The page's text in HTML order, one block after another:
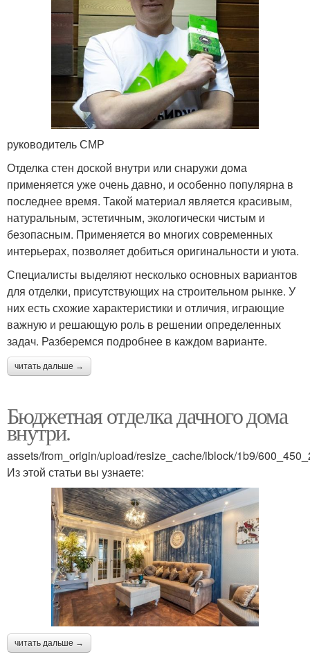
руководитель СМР
Отделка стен доской внутри или снаружи дома
применяется уже очень давно, и особенно популярна в
последнее время. Такой материал является красивым,
натуральным, эстетичным, экологически чистым и
безопасным. Применяется во многих современных
интерьерах, позволяет добиться оригинальности и уюта.
Специалисты выделяют несколько основных вариантов
для отделки, присутствующих на строительном рынке. У
них есть схожие характеристики и отличия, играющие
важную и решающую роль в решении определенных
задач. Разберемся подробнее в каждом варианте.
читать дальше →
Бюджетная отделка дачного дома
внутри.
assets/from_origin/upload/resize_cache/iblock/1b9/
Из этой статьи вы узнаете:
читать дальше →